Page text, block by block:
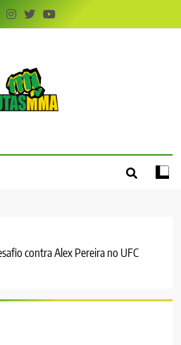
contra Alex Pereira no UFC